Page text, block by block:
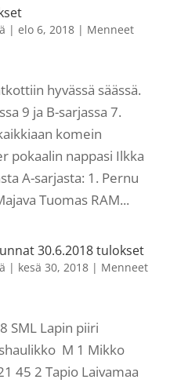
| elo 6, 2018| Menneet
hyvässä säässä.
9 ja B-sarjassa 7.
komein
pokaalin nappasi Ilkka
A-sarjasta: 1. Pernu
Tuomas RAM...
30.6.2018 tulokset
| kesä 30, 2018| Menneet
SML Lapin piiri
M 1 Mikko
45 2 Tapio Laivamaa